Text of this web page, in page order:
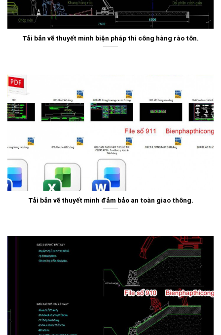
Tải bản vẽ thuyết minh biện pháp thi công hàng rào tôn.
Tải bản vẽ thuyết minh đảm bảo an toàn giao thông.